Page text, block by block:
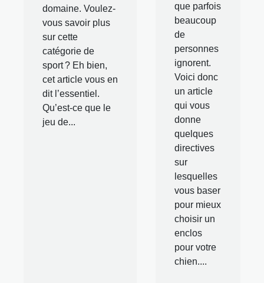
domaine. Voulez-
vous savoir plus
sur cette
catégorie de
sport ? Eh bien,
cet article vous en
dit l’essentiel.
Qu’est-ce que le
jeu de...
que parfois
beaucoup
de
personnes
ignorent.
Voici donc
un article
qui vous
donne
quelques
directives
sur
lesquelles
vous baser
pour mieux
choisir un
enclos
pour votre
chien....